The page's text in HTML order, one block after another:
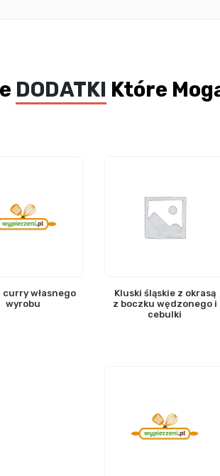
DODATKI Które
curry własnego
wyrobu
Kluski śląskie z okrasą
z boczku wędzonego i
cebulki